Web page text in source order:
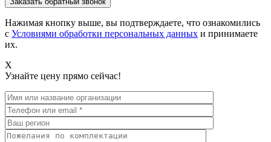
Нажимая кнопку выше, вы подтверждаете, что ознакомились
с Условиями обработки персональных данных и принимаете
их.
X
Узнайте цену прямо сейчас!